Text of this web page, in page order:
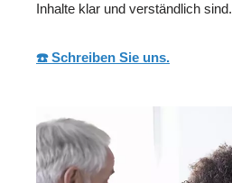
Inhalte klar und verständlich sind.
☎️ Schreiben Sie uns.